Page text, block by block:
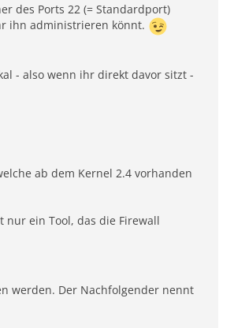
des Ports 22 (= Standardport)
ihn administrieren könnt.
- also wenn ihr direkt davor sitzt -
ab dem Kernel 2.4 vorhanden
nur ein Tool, das die Firewall
werden. Der Nachfolgender nennt